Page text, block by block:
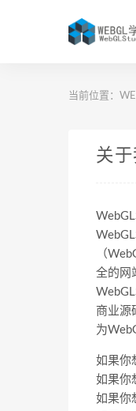
当前位置：
关于
（
全的网
商业源
为
如果你
如果你
如果你